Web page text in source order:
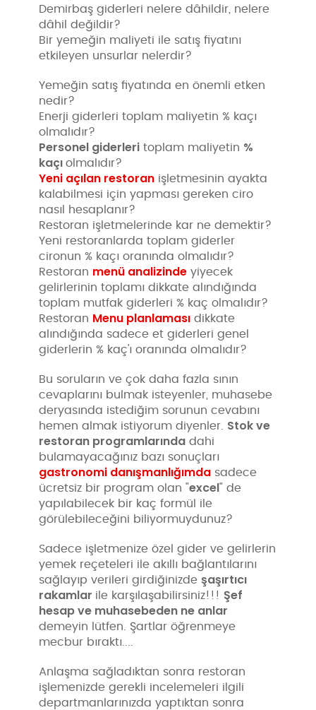
Demirbaş giderleri nelere dâhildir, nelere
dâhil değildir?
Bir yemeğin maliyeti ile satış fiyatını
etkileyen unsurlar nelerdir?
Yemeğin satış fiyatında en önemli etken
nedir?
Enerji giderleri toplam maliyetin % kaçı
olmalıdır?
Personel giderleri toplam maliyetin %
kaçıolmalıdır?
Yeni açılan restoran işletmesinin ayakta
kalabilmesi için yapması gereken ciro
nasıl hesaplanır?
Restoran işletmelerinde kar ne demektir?
Yeni restoranlarda toplam giderler
cironun % kaçı oranında olmalıdır?
Restoran menü analizinde yiyecek
gelirlerinin toplamı dikkate alındığında
toplam mutfak giderleri % kaç olmalıdır?
Restoran Menu planlaması dikkate
alındığında sadece et giderleri genel
giderlerin % kaç'ı oranında olmalıdır?
Bu soruların ve çok daha fazla sının
cevaplarını bulmak isteyenler, muhasebe
deryasında istediğim sorunun cevabını
hemen almak istiyorum diyenler. Stok ve
restoran programlarında dahi
bulamayacağınız bazı sonuçları
gastronomi danışmanlığımda sadece
ücretsiz bir program olan "excel" de
yapılabilecek bir kaç formül ile
görülebileceğini biliyormuydunuz?
Sadece işletmenize özel gider ve gelirlerin
yemek reçeteleri ile akıllı bağlantılarını
sağlayıp verileri girdiğinizdeşaşırtıcı
rakamlar ile karşılaşabilirsiniz!!! Şef
hesap ve muhasebeden ne anlar
demeyin lütfen. Şartlar öğrenmeye
mecbur bıraktı....
Anlaşma sağladıktan sonra restoran
işlemenizde gerekli incelemeleri ilgili
departmanlarınızda yaptıktan sonra